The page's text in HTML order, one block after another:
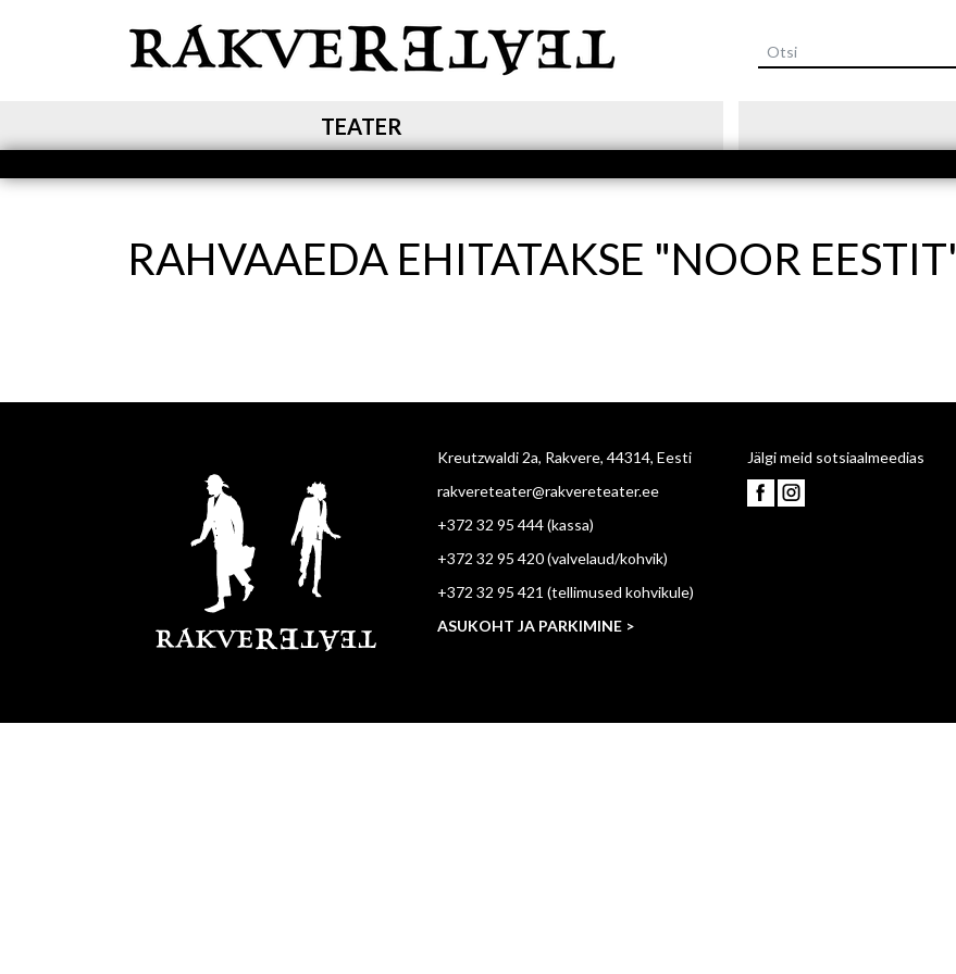
põhisisu
TEATER
RAHVAAEDA EHITATAKSE "NOOR
Kreutzwaldi 2a, Rakvere, 44314, Eesti
rakvereteater@rakvereteater.ee
+372 32 95 444(kassa)
+372 32 95 420(valvelaud/kohvik)
+372 32 95 421 (tellimused kohvikule)
ASUKOHT JA PARKIMINE >
Jälgi meid sotsiaalmeedias